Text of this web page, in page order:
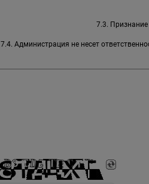
7.3.
7.4. Администрация не несет